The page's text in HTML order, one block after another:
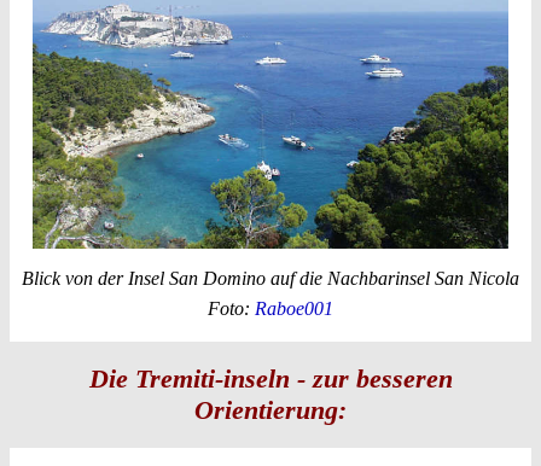
Blick von der Insel San Domino auf die Nachbarinsel San Nicola
Foto: Raboe001
Die Tremiti-inseln - zur besseren
Orientierung: